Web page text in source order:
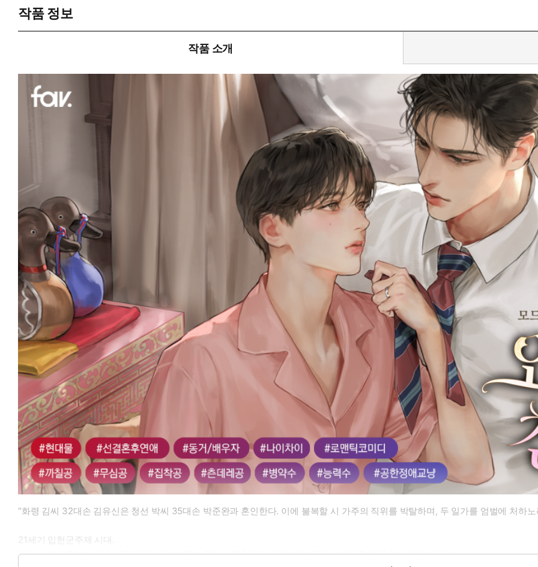
* 공감 글귀: 부부인데 뭐 어때, 평생 도 닦으며 살 것도 아닌데.
작품 정보
작품 소개
“화령 김씨 32대손 김유신은 청선 박씨 35대손 박준완과 혼인한다. 이에 불복할 시 가주의 직위를 박탈하며, 두 일가를 엄벌에 처하노
21세기 입헌군주제 시대.
그러나 정치판이 늘 그러하듯 관료 간의 싸움이 끊이지를 않았고, 재정부와 문화부 장관은 오랜 앙숙지간이었다.